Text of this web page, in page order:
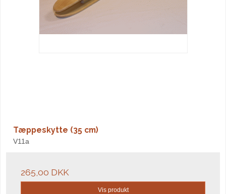
Tæppeskytte (35 cm)
V11a
265,00 DKK
Vis produkt